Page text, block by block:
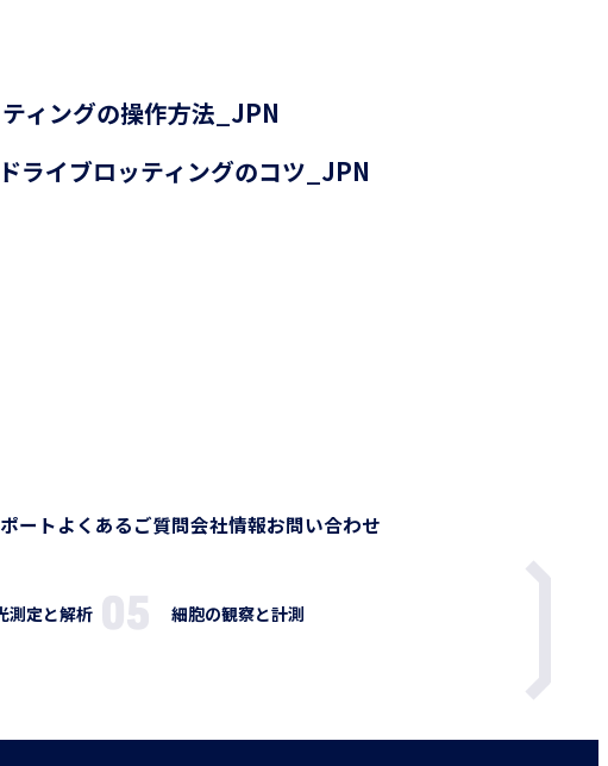
ィングの操作方法_JPN
ライブロッティングのコツ_JPN
ートよくあるご質問会社情報お問い合わせ
測定と解析
細胞の観察と計測